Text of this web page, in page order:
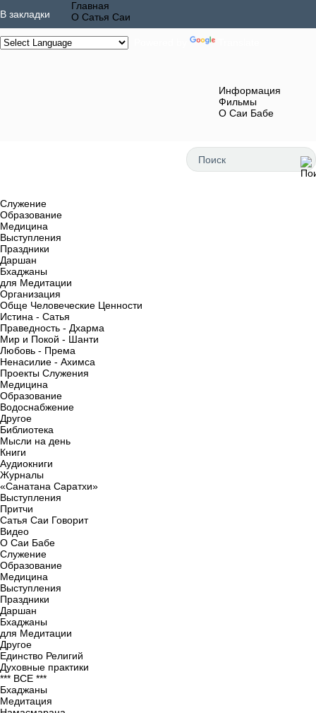
В закладки
Главная
О Сатья Саи
Информация
Фильмы
О Саи Бабе
Служение
Образование
Медицина
Выступления
Праздники
Даршан
Бхаджаны
для Медитации
Организация
Обще Человеческие Ценности
Истина - Сатья
Праведность - Дхарма
Мир и Покой - Шанти
Любовь - Према
Ненасилие - Ахимса
Проекты Служения
Медицина
Образование
Водоснабжение
Другое
Библиотека
Мысли на день
Книги
Аудиокниги
Журналы
«Санатана Саратхи»
Выступления
Притчи
Сатья Саи Говорит
Видео
О Саи Бабе
Служение
Образование
Медицина
Выступления
Праздники
Даршан
Бхаджаны
для Медитации
Другое
Единство Религий
Духовные практики
*** ВСЕ ***
Бхаджаны
Медитация